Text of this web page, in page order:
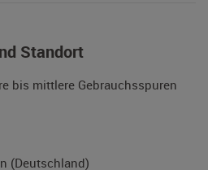
Standort
bis mittlere Gebrauchsspuren
(Deutschland)